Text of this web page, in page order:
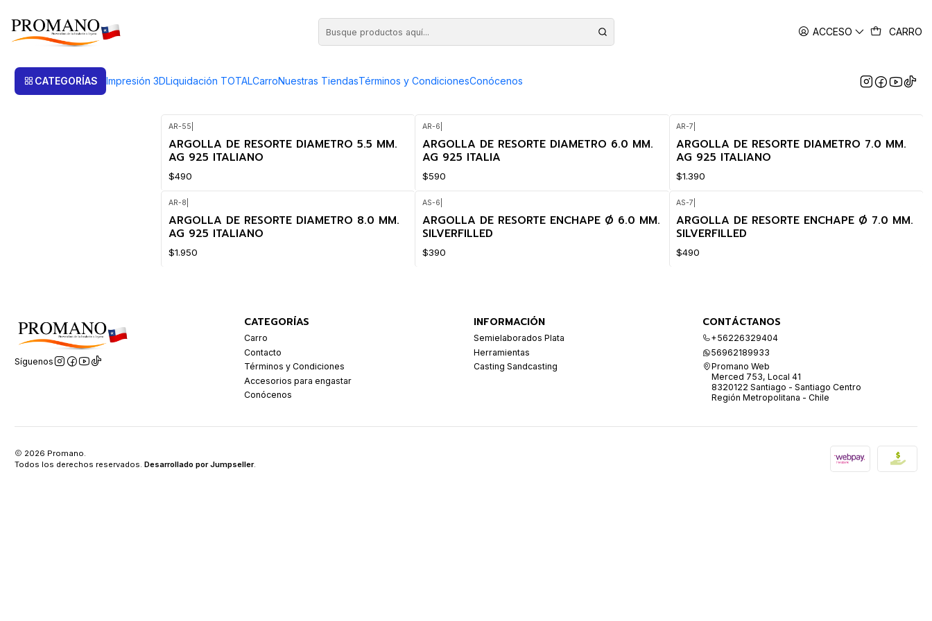
ACCESO CARRO
CATEGORÍAS Impresión 3DLiquidación TOTALCarroNuestras TiendasTérminos y CondicionesConócenos
AR-55
ARGOLLA DE RESORTE DIAMETRO 5.5 MM.
AG 925 ITALIANO
$490
AR-6
ARGOLLA DE RESORTE DIAMETRO 6.0 MM.
AG 925 ITALIA
$590
AR-7
ARGOLLA DE RESORTE DIAMETRO 7.0 MM.
AG 925 ITALIANO
$1.390
AR-8
ARGOLLA DE RESORTE DIAMETRO 8.0 MM.
AG 925 ITALIANO
$1.950
AS-6
ARGOLLA DE RESORTE ENCHAPE Ø 6.0 MM.
SILVERFILLED
$390
AS-7
ARGOLLA DE RESORTE ENCHAPE Ø 7.0 MM.
SILVERFILLED
$490
Síguenos
CATEGORÍAS
Carro
Contacto
Términos y Condiciones
Accesorios para engastar
Conócenos
INFORMACIÓN
Semielaborados Plata
Herramientas
Casting Sandcasting
CONTÁCTANOS
+56226329404
56962189933
Promano Web
Merced 753, Local 41
8320122 Santiago - Santiago Centro
Región Metropolitana - Chile
2026 Promano.
Todos los derechos reservados. Desarrollado por Jumpseller.